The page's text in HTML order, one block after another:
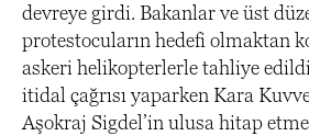
devreye girdi. Bakanlar ve üst
protestocuların hedefi olmaktan
askeri helikopterlerle tahliye
itidal çağrısı yaparken Kara
Aşokraj Sigdel’in ulusa hitap